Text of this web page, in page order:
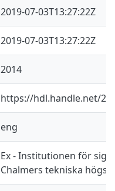
2019-07-03T13:27:22Z
2019-07-03T13:27:22Z
2014
https://hdl.handle.net/
eng
Ex - Institutionen för
Chalmers tekniska